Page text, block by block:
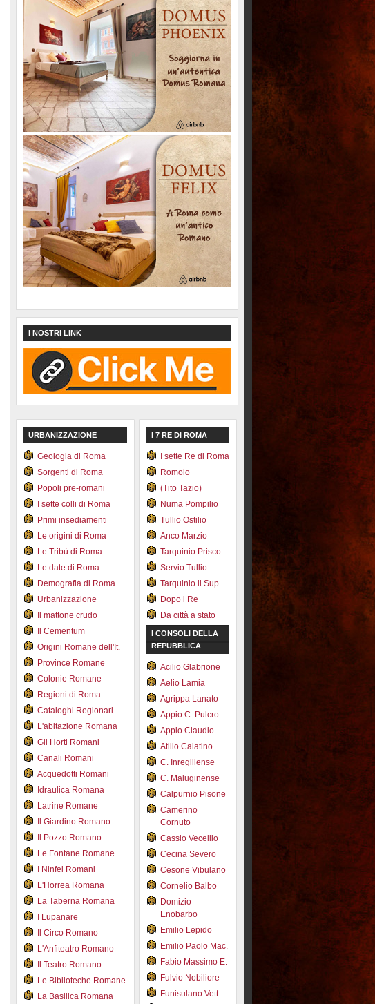
I NOSTRI LINK
URBANIZZAZIONE
Geologia di Roma
Sorgenti di Roma
Popoli pre-romani
I sette colli di Roma
Primi insediamenti
Le origini di Roma
Le Tribù di Roma
Le date di Roma
Demografia di Roma
Urbanizzazione
Il mattone crudo
Il Cementum
Origini Romane dell'It.
Province Romane
Colonie Romane
Regioni di Roma
Cataloghi Regionari
L'abitazione Romana
Gli Horti Romani
Canali Romani
Acquedotti Romani
Idraulica Romana
Latrine Romane
Il Giardino Romano
Il Pozzo Romano
Le Fontane Romane
I Ninfei Romani
L'Horrea Romana
La Taberna Romana
I Lupanare
Il Circo Romano
L'Anfiteatro Romano
Il Teatro Romano
Le Biblioteche Romane
La Basilica Romana
I 7 RE DI ROMA
I sette Re di Roma
Romolo
(Tito Tazio)
Numa Pompilio
Tullio Ostilio
Anco Marzio
Tarquinio Prisco
Servio Tullio
Tarquinio il Sup.
Dopo i Re
Da città a stato
I CONSOLI DELLA
REPUBBLICA
Acilio Glabrione
Aelio Lamia
Agrippa Lanato
Appio C. Pulcro
Appio Claudio
Atilio Calatino
C. Inregillense
C. Maluginense
Calpurnio Pisone
Camerino
Cornuto
Cassio Vecellio
Cecina Severo
Cesone Vibulano
Cornelio Balbo
Domizio
Enobarbo
Emilio Lepido
Emilio Paolo Mac.
Fabio Massimo E.
Fulvio Nobiliore
Funisulano Vett.